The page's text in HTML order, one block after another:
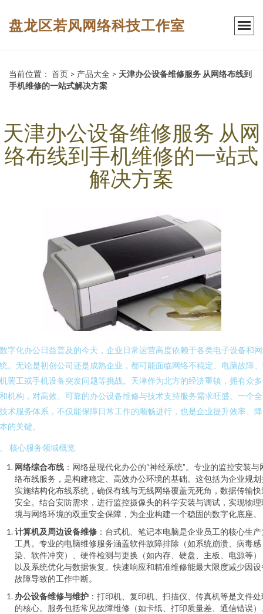
盘龙区若风网络科技工作室
当前位置： 首页 > 产品大全 > 天津办公设备维修服务 从网络布线到
手机维修的一站式解决方案
天津办公设备维修服务 从网
络布线到手机维修的一站式
解决方案
字化办公日益普及的今天，企业日常运营高度依赖于各类电子设备和
。无论是初创公司还是成熟企业，都可能面临网络不稳定、电脑故障
罢工或手机设备突发问题等挑战。天津作为北方的经济重镇，拥有众
机构，对高效、可靠的办公设备维修与技术支持服务需求旺盛。一个
术服务体系，不仅能保障日常工作的顺畅进行，也是企业提升效率、
的关键。
核心服务领域概览
网络综合布线 ：网络是现代化办公的“神经系统”。专业的监控安装与
络布线服务，是构建稳定、高效办公环境的基础。这包括为企业规划
实施结构化布线系统，确保有线与无线网络覆盖无死角，数据传输快
安全。结合安防需求，进行监控摄像头的科学安装与调试，实现物理
境与网络环境的双重安全保障，为企业构建一个稳固的数字化底座。
计算机及周边设备维修 ：台式机、笔记本电脑是企业员工的核心生
工具。专业的电脑维修服务涵盖软件故障排除（如系统崩溃、病毒感
染、软件冲突）、硬件检测与更换（如内存、硬盘、主板、电源等）
以及系统优化与数据恢复。快速响应和精准维修能最大限度减少因设
故障导致的工作中断。
办公设备维修与维护 ：打印机、复印机、扫描仪、传真机等是文件
的核心。服务包括常见故障维修（如卡纸、打印质量差、通信错误）